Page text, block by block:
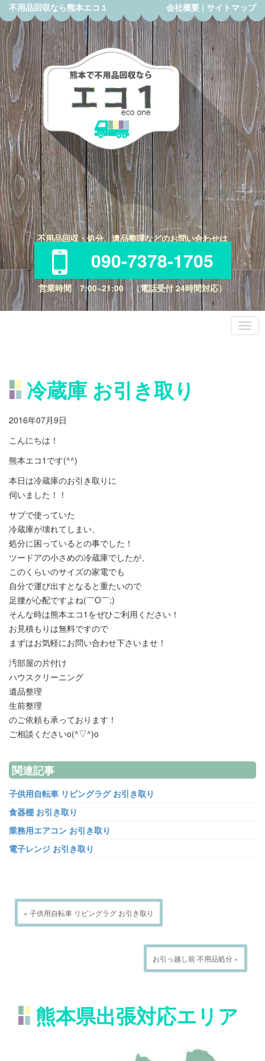
不用品回収なら熊本エコ１ 会社概要| サイトマップ
不用品回収・処分、遺品整理などのお問い合わせは
090-7378-1705
営業時間 7:00~21:00 （電話受付 24時間対応）
冷蔵庫 お引き取り
2016年07月9日
こんにちは！
熊本エコ1です(^^)
本日は冷蔵庫のお引き取りに
伺いました！！
サブで使っていた
冷蔵庫が壊れてしまい、
処分に困っているとの事でした！
ツードアの小さめの冷蔵庫でしたが、
このくらいのサイズの家電でも
自分で運び出すとなると重たいので
足腰が心配ですよね(￣O￣;)
そんな時は熊本エコ1をぜひご利用ください！
お見積もりは無料ですので
まずはお気軽にお問い合わせ下さいませ！
汚部屋の片付け
ハウスクリーニング
遺品整理
生前整理
のご依頼も承っております！
ご相談くださいo(^▽^)o
関連記事
子供用自転車 リビングラグ お引き取り
食器棚 お引き取り
業務用エアコン お引き取り
電子レンジ お引き取り
« 子供用自転車 リビングラグ お引き取り
お引っ越し前 不用品処分 »
熊本県出張対応エリア